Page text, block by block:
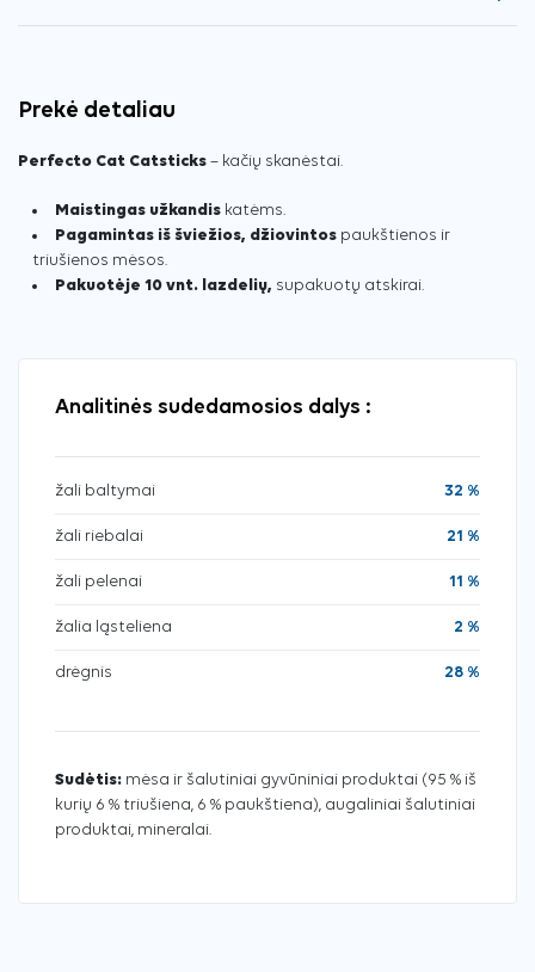
Prekė detaliau
Perfecto Cat Catsticks – kačių skanėstai.
Maistingas užkandis katėms.
Pagamintas iš šviežios, džiovintos paukštienos ir
triušienos mėsos.
Pakuotėje 10 vnt. lazdelių, supakuotų atskirai.
Analitinės sudedamosios dalys :
žali baltymai 32 %
žali riebalai 21 %
žali pelenai 11 %
žalia ląsteliena 2 %
drėgnis 28 %
Sudėtis: mėsa ir šalutiniai gyvūniniai produktai (95 % iš
kurių 6 % triušiena, 6 % paukštiena), augaliniai šalutiniai
produktai, mineralai.